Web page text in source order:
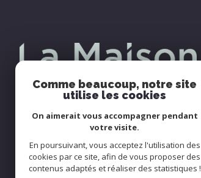
Comme beaucoup, notre site
utilise les cookies
On aimerait vous accompagner pendant
votre visite.
En poursuivant, vous acceptez l'utilisation des
cookies par ce site, afin de vous proposer des
contenus adaptés et réaliser des statistiques !